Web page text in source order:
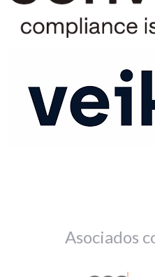
Asociados